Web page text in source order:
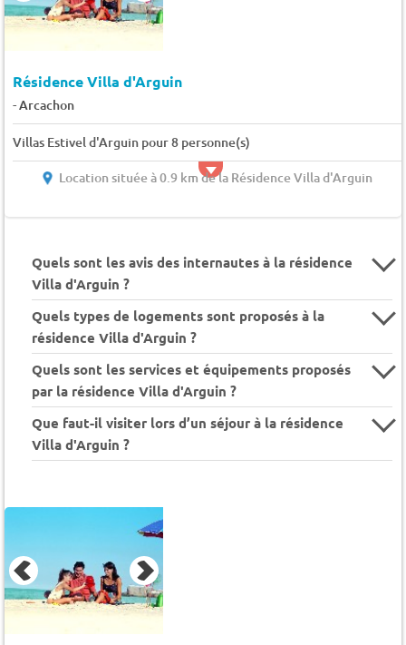
Résidence Villa d'Arguin
-Arcachon
Villas Estivel d'Arguin pour 8 personne(s)
Location située à 0.9 km de la Résidence Villa d'Arguin
Quels sont les avis des internautes à la résidence
Villa d'Arguin ?
Quels types de logements sont proposés à la
résidence Villa d'Arguin ?
Quels sont les services et équipements proposés
par la résidence Villa d'Arguin ?
Que faut-il visiter lors d’un séjour à la résidence
Villa d'Arguin ?